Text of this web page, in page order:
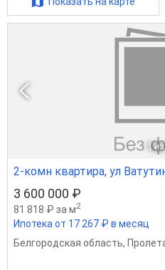
1
2-комн квартира, ул
3 600 000 ₽
81 818 ₽ за м2
Ипотека от 17 267 ₽ в месяц
Белгородская область,